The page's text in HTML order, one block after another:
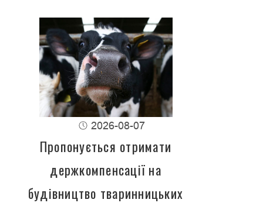
2026-08-07
Пропонується отримати
держкомпенсації на
будівництво тваринницьких